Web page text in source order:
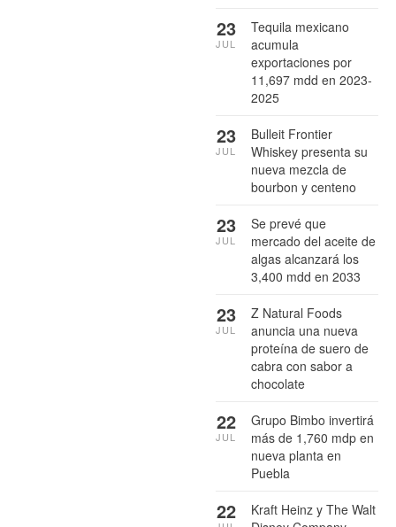
Tequila mexicano
acumula
exportaciones por
11,697 mdd en 2023-
2025
23
JUL
Bulleit Frontier
Whiskey presenta su
nueva mezcla de
bourbon y centeno
23
JUL
Se prevé que
mercado del aceite de
algas alcanzará los
3,400 mdd en 2033
23
JUL
Z Natural Foods
anuncia una nueva
proteína de suero de
cabra con sabor a
chocolate
23
JUL
Grupo Bimbo invertirá
más de 1,760 mdp en
nueva planta en
Puebla
22
JUL
Kraft Heinz y The Walt
22